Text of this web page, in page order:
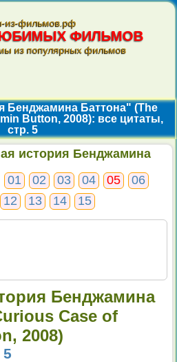
из-фильмов.рф
ФИЛЬМОВ
из популярных фильмов
Бенджамина Баттона" (The
Button, 2008): все цитаты,
стр. 5
история Бенджамина
01 02 03 04 05
06
12 13 14 15
Бенджамина
Case of
2008)